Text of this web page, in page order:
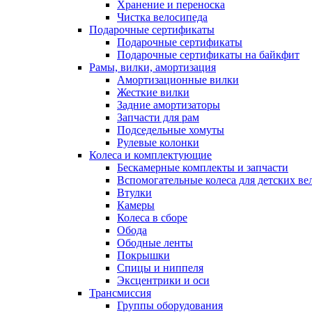
Хранение и переноска
Чистка велосипеда
Подарочные сертификаты
Подарочные сертификаты
Подарочные сертификаты на байкфит
Рамы, вилки, амортизация
Амортизационные вилки
Жесткие вилки
Задние амортизаторы
Запчасти для рам
Подседельные хомуты
Рулевые колонки
Колеса и комплектующие
Бескамерные комплекты и запчасти
Вспомогательные колеса для детских
Втулки
Камеры
Колеса в сборе
Обода
Ободные ленты
Покрышки
Спицы и ниппеля
Эксцентрики и оси
Трансмиссия
Группы оборудования